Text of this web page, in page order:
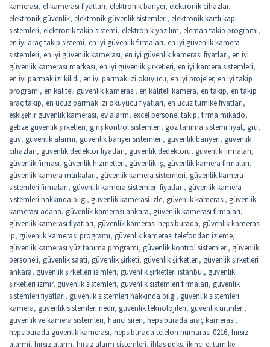
kamerası, el kamerası fiyatları, elektronik bariyer, elektronik cihazlar,
elektronik güvenlik, elektronik güvenlik sistemleri, elektronik kartlı kapı
sistemleri, elektronik takip sistemi, elektronik yazılım, eleman takip programı,
en iyi araç takip sistemi, en iyi güvenlik firmaları, en iyi güvenlik kamera
sistemleri, en iyi güvenlik kamerası, en iyi güvenlik kamerası fiyatları, en iyi
güvenlik kamerası markası, en iyi güvenlik şirketleri, en iyi kamera sistemleri,
en iyi parmak izi kilidi, en iyi parmak izi okuyucu, en iyi projeler, en iyi takip
programı, en kaliteli güvenlik kamerası, en kaliteli kamera, en takip, en takip
araç takip, en ucuz parmak izi okuyucu fiyatları, en ucuz turnike fiyatları,
eskişehir güvenlik kamerası, ev alarm, excel personel takip, firma mikado,
gebze güvenlik şirketleri, giriş kontrol sistemleri, göz tanıma sistemi fiyat, grü,
güv, güvenlik alarmı, güvenlik bariyer sistemleri, güvenlik bariyeri, güvenlik
cihazları, güvenlik dedektör fiyatları, güvenlik dedektörü, güvenlik firmaları,
güvenlik firması, güvenlik hizmetleri, güvenlik iş, güvenlik kamera firmaları,
güvenlik kamera markaları, güvenlik kamera sistemleri, güvenlik kamera
sistemleri firmaları, güvenlik kamera sistemleri fiyatları, güvenlik kamera
sistemleri hakkında bilgi, guvenlik kamerasi izle, güvenlik kamerası, güvenlik
kamerası adana, güvenlik kamerası ankara, güvenlik kamerası firmaları,
güvenlik kamerası fiyatları, güvenlik kamerası hepsiburada, güvenlik kamerası
ip, güvenlik kamerası programı, güvenlik kamerası telefondan izleme,
güvenlik kamerası yüz tanıma programı, güvenlik kontrol sistemleri, güvenlik
personeli, güvenlik saati, güvenlik şirketi, güvenlik şirketleri, güvenlik şirketleri
ankara, güvenlik şirketleri isimleri, güvenlik şirketleri istanbul, güvenlik
şirketleri izmir, güvenlik sistemleri, güvenlik sistemleri firmaları, güvenlik
sistemleri fiyatları, güvenlik sistemleri hakkında bilgi, güvenlik sistemleri
kamera, güvenlik sistemleri nedir, güvenlik teknolojileri, güvenlik ürünleri,
güvenlik ve kamera sistemleri, harici siren, hepsiburada araç kamerası,
hepsiburada güvenlik kamerası, hepsiburada telefon numarası 0216, hirsiz
alarmi, hırsız alarm, hırsız alarm sistemleri, ihlas pdks, ikinci el turnike